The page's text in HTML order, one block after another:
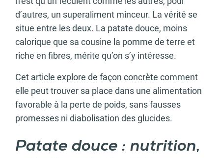
d’autres, un superaliment minceur. La vérité se
situe entre les deux. La patate douce, moins
calorique que sa cousine la pomme de terre et
riche en fibres, mérite qu’on s’y intéresse.
Cet article explore de façon concrète comment
elle peut trouver sa place dans une alimentation
favorable à la perte de poids, sans fausses
promesses ni diabolisation des glucides.
Patate douce : nutrition,